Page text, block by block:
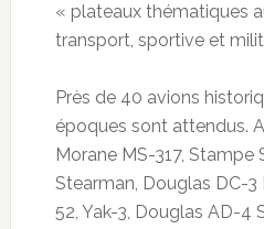
« plateaux thématiques
transport, sportive et
Près de 40 avions
époques sont attendus.
Morane MS-317, Stampe
Stearman, Douglas DC-3
52, Yak-3, Douglas AD-4